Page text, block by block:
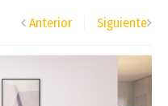
Anterior Siguiente